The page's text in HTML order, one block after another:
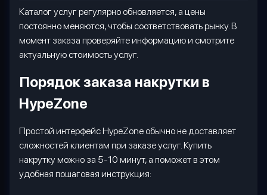
Каталог услуг регулярно обновляется, а цены
постоянно меняются, чтобы соответствовать рынку. В
момент заказа проверяйте информацию и смотрите
актуальную стоимость услуг.
Порядок заказа накрутки в
HypeZone
Простой интерфейсHypeZone обычно не доставляет
сложностей клиентам при заказе услуг. Купить
накрутку можно за 5-10 минут, а поможет в этом
удобная пошаговая инструкция: